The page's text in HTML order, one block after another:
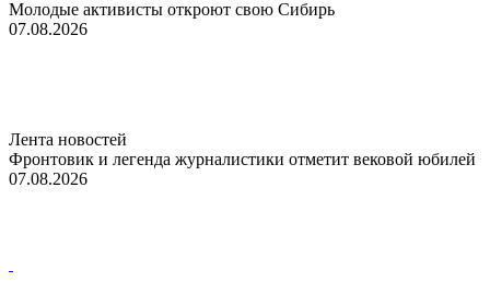
Молодые активисты откроют свою Сибирь
07.08.2026
Лента новостей
Фронтовик и легенда журналистики отметит вековой юбилей
07.08.2026